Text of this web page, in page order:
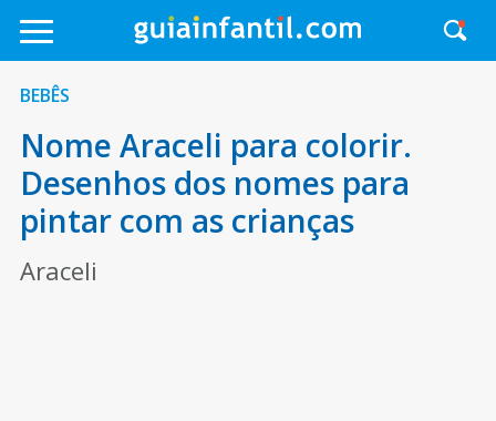
BEBÊS
Nome Araceli para colorir.
Desenhos dos nomes para
pintar com as crianças
Araceli